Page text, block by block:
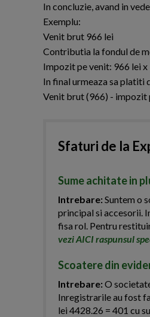
In concluzie, avand in
Exemplu:
Venit brut 966 lei
Contributia la fondul de
Impozit pe venit: 966 lei x
In final urmeaza sa platiti
Venit brut (966) - impozit
Sfaturi de la
Sume achitate in
Intrebare:Suntem o
principal si accesorii.
fisa rol. Pentru
vezi AICI raspunsul
Scoatere din
Intrebare:O
Inregistrarile au fost
lei 4428.26 = 401 cu